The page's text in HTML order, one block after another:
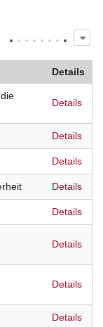
Details
Details
Details
Details
Details
Details
Details
Details
Details